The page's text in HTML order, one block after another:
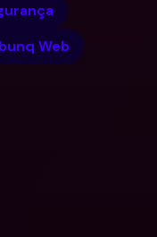
bunq Web